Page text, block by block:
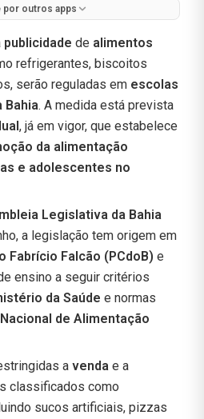
por outros apps
publicidade de alimentos
refrigerantes, biscoitos
serão reguladas em escolas
Bahia. A medida está prevista
, já em vigor, que estabelece
da alimentação
e adolescentes no
Legislativa da Bahia
a legislação tem origem em
Fabrício Falcão (PCdoB) e
ensino a seguir critérios
da Saúde e normas
de Alimentação
a venda e a
classificados como
sucos artificiais, pizzas